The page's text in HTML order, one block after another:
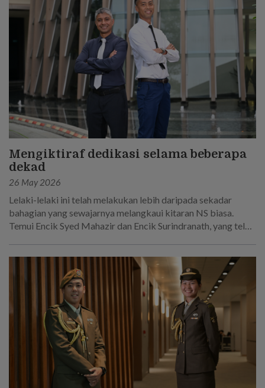
Mengiktiraf dedikasi selama beberapa
dekad
26 May 2026
Lelaki-lelaki ini telah melakukan lebih daripada sekadar
bahagian yang sewajarnya melangkaui kitaran NS biasa.
Temui Encik Syed Mahazir dan Encik Surindranath, yang telah